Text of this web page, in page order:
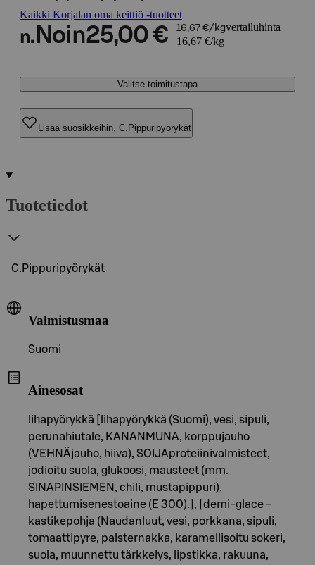
Kaikki Korjalan oma keittiö -tuotteet
n. Noin25,00 € 16,67 €/kgvertailuhinta
16,67 €/kg
Valitse toimitustapa
Lisää suosikkeihin, C.Pippuripyörykät
Tuotetiedot
C.Pippuripyörykät
Valmistusmaa
Suomi
Ainesosat
lihapyörykkä [lihapyörykkä (Suomi), vesi, sipuli,
perunahiutale, KANANMUNA, korppujauho
(VEHNÄjauho, hiiva), SOIJAproteiinivalmisteet,
jodioitu suola, glukoosi, mausteet (mm.
SINAPINSIEMEN, chili, mustapippuri),
hapettumisenestoaine (E 300).], [demi-glace -
kastikepohja (Naudanluut, vesi, porkkana, sipuli,
tomaattipyre, palsternakka, karamellisoitu sokeri,
suola, muunnettu tärkkelys, lipstikka, rakuuna,